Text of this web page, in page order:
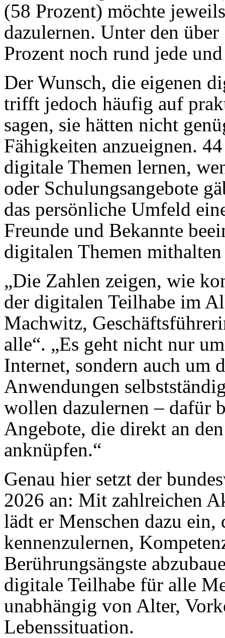
(58 Prozent) möchte
dazulernen. Unter den
Prozent noch rund jede
Der Wunsch, die eigenen
trifft jedoch häufig auf
sagen, sie hätten nicht
Fähigkeiten anzueignen.
digitale Themen lernen,
oder Schulungsangebote
das persönliche Umfeld
Freunde und Bekannte
digitalen Themen
„Die Zahlen zeigen, wie
der digitalen Teilhabe im
Machwitz,
alle“. „Es geht nicht nur
Internet, sondern auch um
Anwendungen
wollen dazulernen – dafür
Angebote, die direkt an
anknüpfen.“
Genau hier setzt der
2026 an: Mit zahlreichen
lädt er Menschen dazu
kennenzulernen,
Berührungsängste
digitale Teilhabe für alle
unabhängig von Alter,
Lebenssituation.